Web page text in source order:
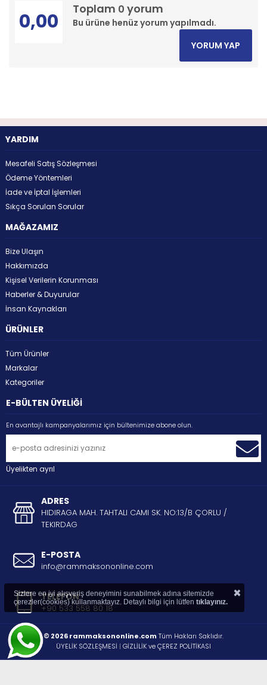
Toplam 0 yorum
Bu ürüne henüz yorum yapılmadı.
0,00
YORUM YAP
YARDIM
Mesafeli Satış Sözleşmesi
Ödeme Yöntemleri
İade ve İptal İşlemleri
Sıkça Sorulan Sorular
MAĞAZAMIZ
Bize Ulaşın
Hakkımızda
Kişisel Verilerin Korunması
Haberler & Duyurular
İnsan Kaynakları
ÜRÜNLER
Tüm Ürünler
Markalar
Kategoriler
E-BÜLTEN ÜYELİĞİ
En avantajlı kampanyalarımız için bültenimize abone olun.
Üyelikten ayrıl
ADRES
HIDIRAGA MAH. TAHTALI CAMI SK. NO:13/B ÇORLU /
TEKIRDAG
E-POSTA
info@rammaksononline.com
TELEFON
+90 533 558 80 18
© 2026 rammaksononline.com Tüm Hakları Saklıdır.
ÜYELİK SÖZLEŞMESİ | GİZLİLİK ve ÇEREZ POLİTİKASI
Sizlere en iyi alışveriş deneyimini sunabilmek adına sitemizde
çerezler(cookies) kullanmaktayız. Detaylı bilgi için lütfen tıklayınız. ×